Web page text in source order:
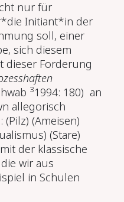
nur für
Initiant*in der
soll, einer
sich diesem
dieser Forderung
31994: 180) an
allegorisch
(Amei­sen)
(Stare)
der klassische
wir aus
in Schulen